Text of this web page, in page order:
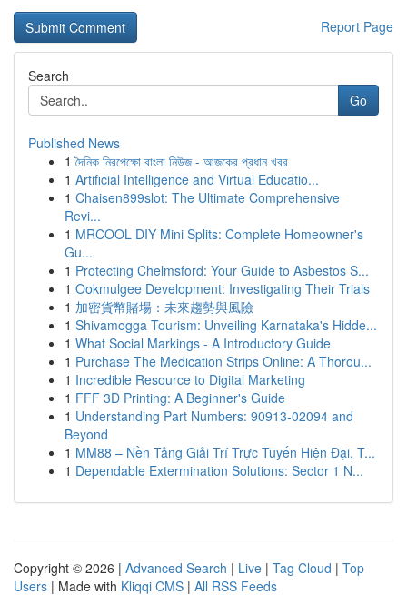
Report Page
Search
Go
Published News
1 দৈনিক নিরপেক্ষো বাংলা নিউজ - আজকের প্রধান খবর
1 Artificial Intelligence and Virtual Educatio...
1 Chaisen899slot: The Ultimate Comprehensive
Revi...
1 MRCOOL DIY Mini Splits: Complete Homeowner's
Gu...
1 Protecting Chelmsford: Your Guide to Asbestos S...
1 Ookmulgee Development: Investigating Their Trials
1 加密貨幣賭場：未來趨勢與風險
1 Shivamogga Tourism: Unveiling Karnataka's Hidde...
1 What Social Markings - A Introductory Guide
1 Purchase The Medication Strips Online: A Thorou...
1 Incredible Resource to Digital Marketing
1 FFF 3D Printing: A Beginner's Guide
1 Understanding Part Numbers: 90913-02094 and
Beyond
1 MM88 – Nền Tảng Giải Trí Trực Tuyến Hiện Đại, T...
1 Dependable Extermination Solutions: Sector 1 N...
Copyright © 2026 | Advanced Search | Live | Tag Cloud | Top
Users | Made with Kliqqi CMS | All RSS Feeds